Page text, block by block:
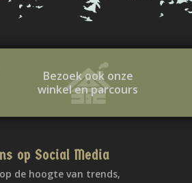
Bezoek ook onze
winkel en parcours
op Social Media
de hoogte van trends,